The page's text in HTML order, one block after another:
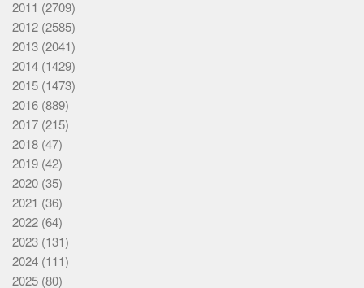
2011 (2709)
2012 (2585)
2013 (2041)
2014 (1429)
2015 (1473)
2016 (889)
2017 (215)
2018 (47)
2019 (42)
2020 (35)
2021 (36)
2022 (64)
2023 (131)
2024 (111)
2025 (80)